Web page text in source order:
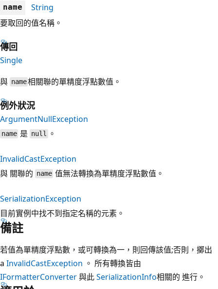
name
String
要取回的值名稱。
傳回
Single
與 name相關聯的單精度浮點數值。
例外狀況
ArgumentNullException
name 是 null 。
InvalidCastException
與 關聯的 name 值無法轉換為單精度浮點數值。
SerializationException
目前實例中找不到指定名稱的元素。
備註
若值為單精度浮點數，或可轉換為一，則回傳該值;否則，擲出
a InvalidCastException 。 所有轉換皆由
IFormatterConverter與此SerializationInfo相關的 進行。